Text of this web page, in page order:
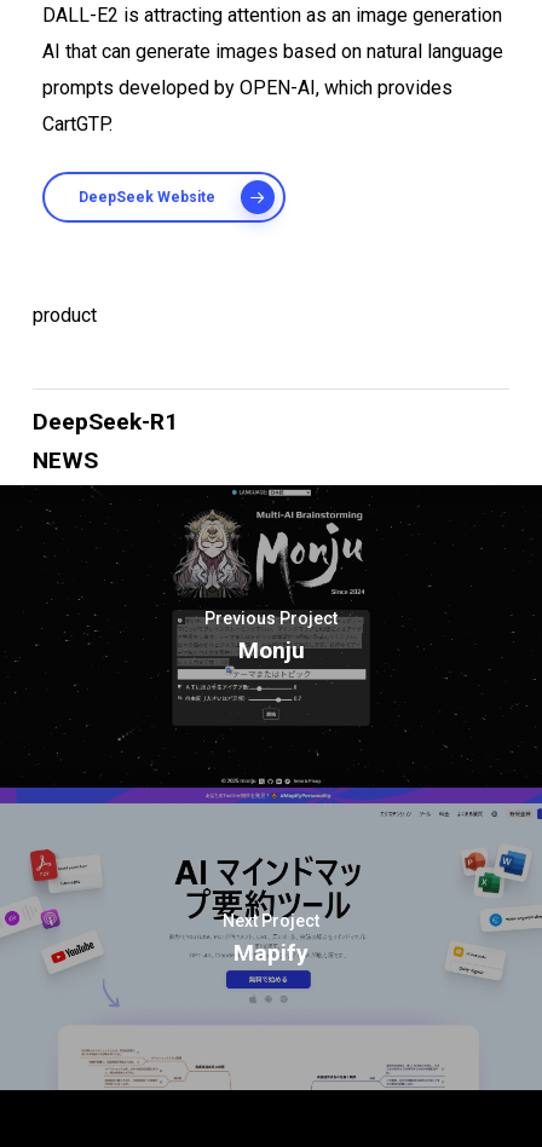
DALL-E2 is attracting attention as an image generation
AI that can generate images based on natural language
prompts developed by OPEN-AI, which provides
CartGTP.
DeepSeek Website
product
DeepSeek-R1
NEWS
Previous Project
Monju
Next Project
Mapify